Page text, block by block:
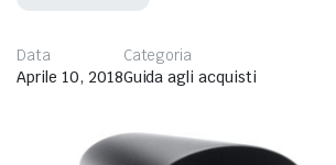
Data
Aprile 10, 2018
Categoria
Guida agli acquisti